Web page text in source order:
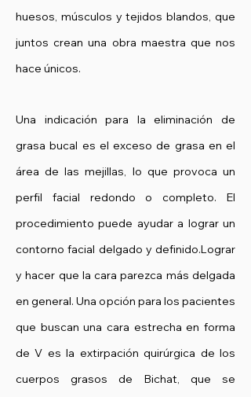
huesos, músculos y tejidos blandos, que
juntos crean una obra maestra que nos
hace únicos.
Una indicación para la eliminación de
grasa bucal es el exceso de grasa en el
área de las mejillas, lo que provoca un
perfil facial redondo o completo. El
procedimiento puede ayudar a lograr un
contorno facial delgado y definido.Lograr
y hacer que la cara parezca más delgada
en general. Una opción para los pacientes
que buscan una cara estrecha en forma
de V es la extirpación quirúrgica de los
cuerpos grasos de Bichat, que se